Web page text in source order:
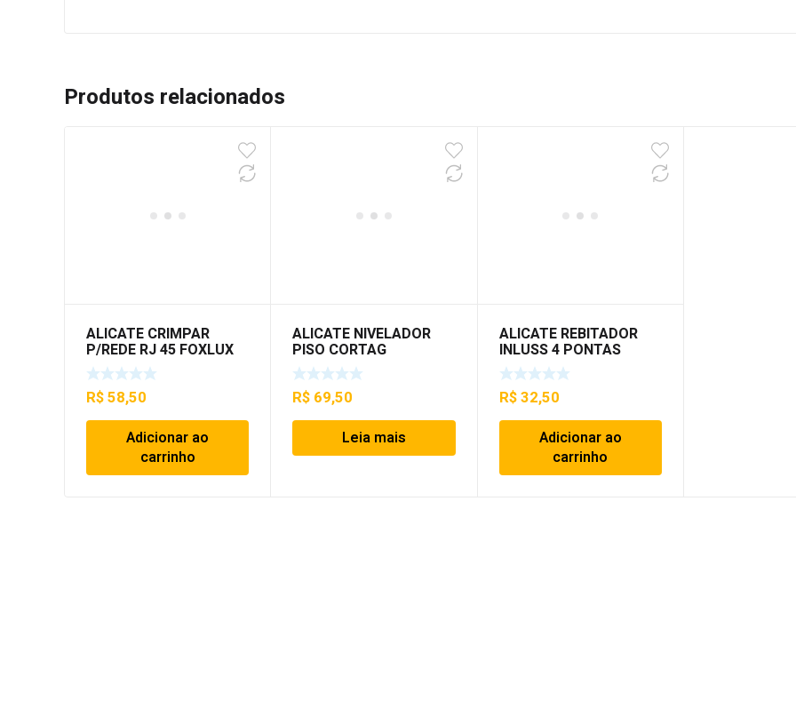
Produtos relacionados
ALICATE CRIMPAR
P/REDE RJ 45 FOXLUX
R$58,50
Adicionar ao
carrinho
ALICATE NIVELADOR
PISO CORTAG
R$ 69,50
Leia mais
ALICATE REBITADOR
INLUSS 4 PONTAS
R$32,50
Adicionar ao
carrinho